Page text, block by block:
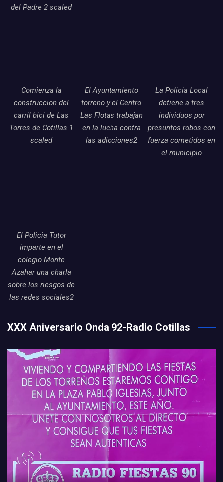
del Padre 2 scaled
Comienza la
construccion del
carril bici de Las
Torres de Cotillas 1
scaled
El Ayuntamiento
torreno y el Centro
Las Flotas trabajan
en la lucha contra
las adicciones2
La Policia Local
detiene a tres
individuos por
presuntos robos con
fuerza cometidos en
el municipio
El Policia Tutor
imparte en el
colegio Monte
Azahar una charla
sobre los riesgos de
las redes sociales2
XXX Aniversario Onda 92-Radio Cotillas